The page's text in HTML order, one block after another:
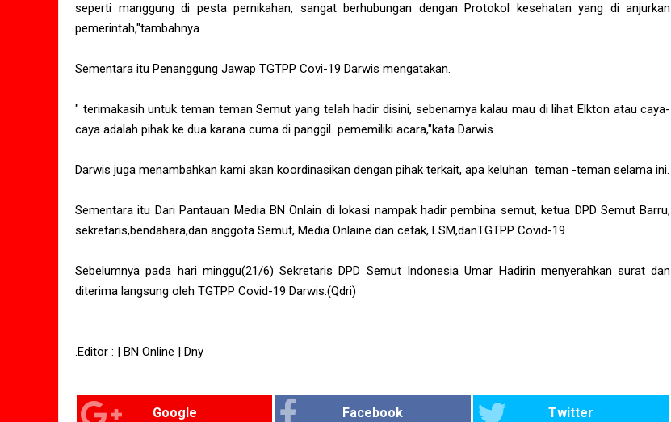
seperti manggung di pesta pernikahan, sangat berhubungan dengan Protokol kesehatan yang di anjurkan
pemerintah,"tambahnya.
Sementara itu Penanggung Jawap TGTPP Covi-19 Darwis mengatakan.
" terimakasih untuk teman teman Semut yang telah hadir disini, sebenarnya kalau mau di lihat Elkton atau caya-
caya adalah pihak ke dua karana cuma di panggil pememiliki acara,"kata Darwis.
Darwis juga menambahkan kami akan koordinasikan dengan pihak terkait, apa keluhan teman -teman selama ini.
Sementara itu Dari Pantauan Media BN Onlain di lokasi nampak hadir pembina semut, ketua DPD Semut Barru,
sekretaris,bendahara,dan anggota Semut, Media Onlaine dan cetak, LSM,danTGTPP Covid-19.
Sebelumnya pada hari minggu(21/6) Sekretaris DPD Semut Indonesia Umar Hadirin menyerahkan surat dan
diterima langsung oleh TGTPP Covid-19 Darwis.(Qdri)
.Editor : | BN Online | Dny
Google Facebook Twitter